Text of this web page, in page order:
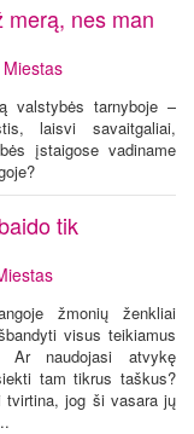
merą, nes man
Miestas
valstybės tarnyboje –
laisvi savaitgaliai,
įstaigose vadiname
tik
žmonių ženkliai
visus teikiamus
Ar naudojasi atvykę
tam tikrus taškus?
tvirtina, jog ši vasara jų